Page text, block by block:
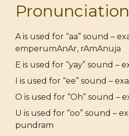
A is used for “aa” sound –
emperumAnAr, rAmAnuja
E is used for “yay” sound –
I is used for “ee” sound –
O is used for “Oh” sound –
U is used for “oo” sound –
pundram